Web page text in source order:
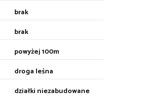
brak
brak
powyżej 100m
droga leśna
działki niezabudowane